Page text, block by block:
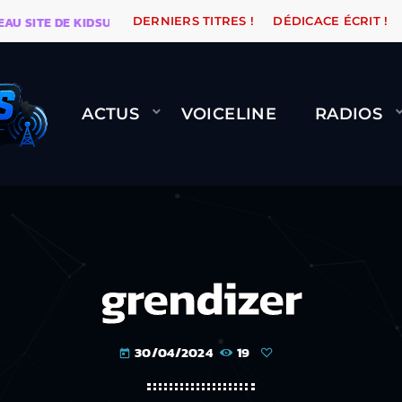
DE KIDSUNE WARÉTRO ORANGE ROAD QUI
DERNIERS TITRES ! DÉDICACE ÉCRIT !
ACTUS VOICELINE RADIOS
grendizer
today 30/04/2024 19